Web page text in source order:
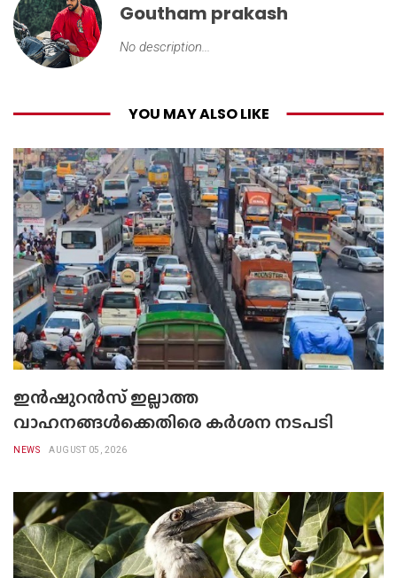
Goutham prakash
No description...
YOU MAY ALSO LIKE
ഇൻഷുറൻസ് ഇല്ലാത്ത
വാഹനങ്ങൾക്കെതിരെ കർശന നടപടി
NEWS AUGUST 05, 2026